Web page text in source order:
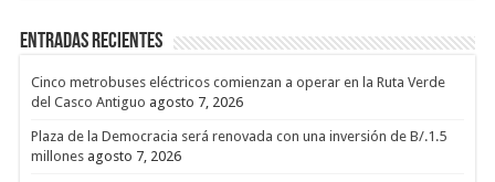
Entradas recientes
Cinco metrobuses eléctricos comienzan a operar en la Ruta Verde
del Casco Antiguo agosto 7, 2026
Plaza de la Democracia será renovada con una inversión de B/.1.5
millones agosto 7, 2026